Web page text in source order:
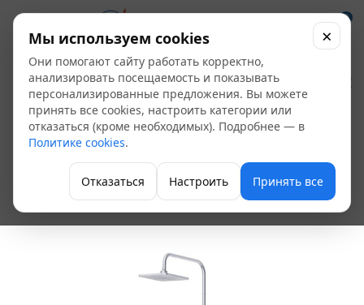
0
Универсальная
душевая система
FRAP R24001 с
крючками/хром
Универсальные душевые системы
Мы используем cookies
Они помогают сайту работать корректно,
анализировать посещаемость и показывать
персонализированные предложения. Вы можете
принять все cookies, настроить категории или
отказаться (кроме необходимых). Подробнее — в
Политике cookies.
Отказаться Настроить Принять все
×